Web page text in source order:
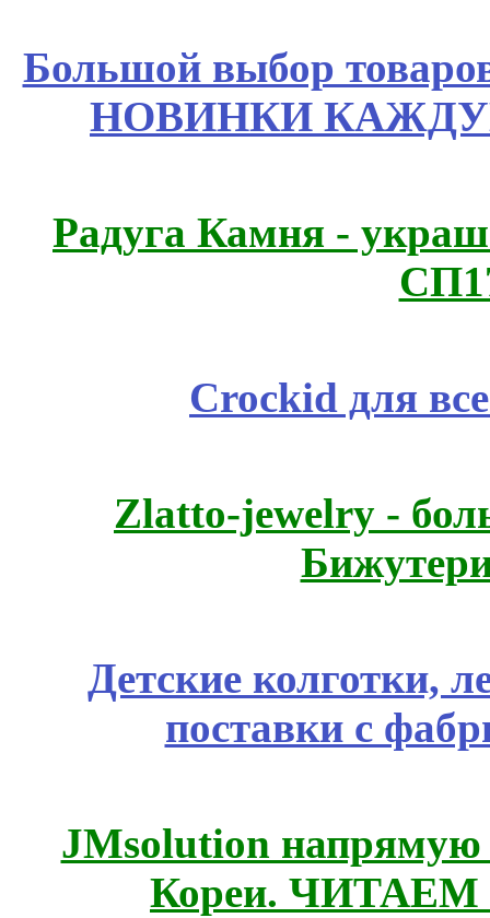
Большой выбор
НОВИНКИ
Радуга Камня -
Crockid для
Zlatto-jewelry -
Детские колготки,
поставки с
JMsolution
Кореи.